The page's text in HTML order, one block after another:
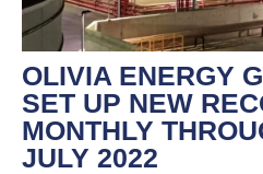
OLIVIA ENERGY
SET UP NEW
MONTHLY
JULY 2022